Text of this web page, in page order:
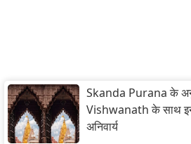
Skanda Purana के
Vishwanath के साथ इन
अनिवार्य